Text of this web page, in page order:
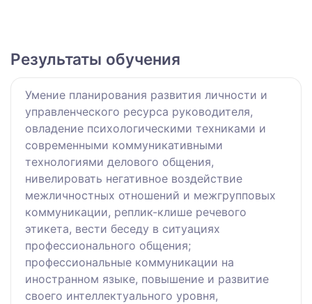
Результаты обучения
Умение планирования развития личности и
управленческого ресурса руководителя,
овладение психологическими техниками и
современными коммуникативными
технологиями делового общения,
нивелировать негативное воздействие
межличностных отношений и межгрупповых
коммуникации, реплик-клише речевого
этикета, вести беседу в ситуациях
профессионального общения;
профессиональные коммуникации на
иностранном языке, повышение и развитие
своего интеллектуального уровня,